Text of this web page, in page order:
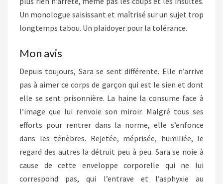
Un monologue saisissant et maîtrisé sur un sujet trop
longtemps tabou. Un plaidoyer pour la tolérance.
Mon avis
Depuis toujours, Sara se sent différente. Elle n’arrive
pas à aimer ce corps de garçon qui est le sien et dont
elle se sent prisonnière. La haine la consume face à
l’image que lui renvoie son miroir. Malgré tous ses
efforts pour rentrer dans la norme, elle s’enfonce
dans les ténèbres. Rejetée, méprisée, humiliée, le
regard des autres la détruit peu à peu. Sara se noie à
cause de cette enveloppe corporelle qui ne lui
correspond pas, qui l’entrave et l’asphyxie au